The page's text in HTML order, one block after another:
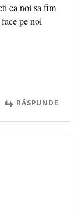
ca noi sa fim
pe noi
RĂSPUNDE